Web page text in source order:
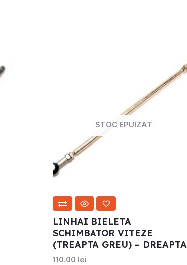
STOC EPUIZAT
LINHAI BIELETA
SCHIMBATOR VITEZE
(TREAPTA GREU) – DREAPTA
110.00 lei